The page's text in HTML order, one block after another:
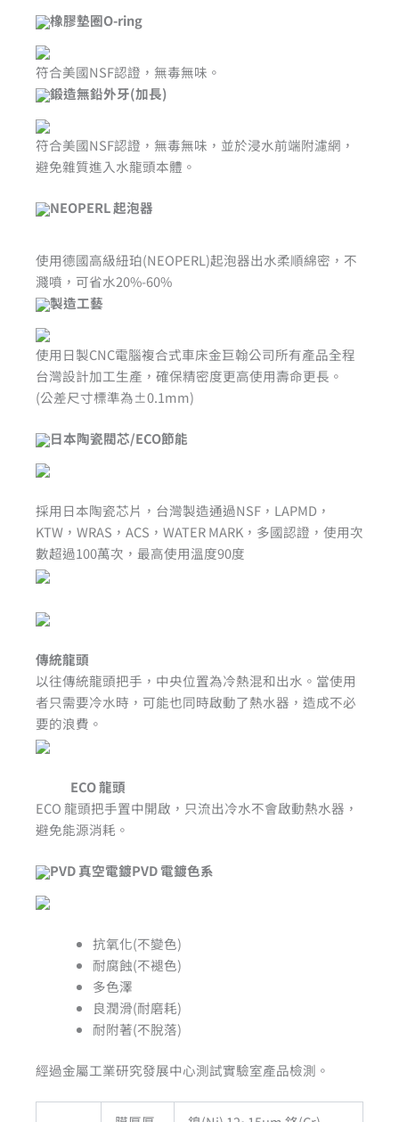
橡膠墊圈O-ring
符合美國NSF認證，無毒無味。
鍛造無鉛外牙(加長)
符合美國NSF認證，無毒無味，並於浸水前端附濾網，
避免雜質進入水龍頭本體。
NEOPERL 起泡器
使用德國高級紐珀(NEOPERL)起泡器出水柔順綿密，不
濺噴，可省水20%-60%
製造工藝
使用日製CNC電腦複合式車床金巨翰公司所有產品全程
台灣設計加工生產，確保精密度更高使用壽命更長。
(公差尺寸標準為±0.1mm)
日本陶瓷閥芯/ECO節能
採用日本陶瓷芯片，台灣製造通過NSF，LAPMD，
KTW，WRAS，ACS，WATER MARK，多國認證，使用次
數超過100萬次，最高使用溫度90度
傳統龍頭
以往傳統龍頭把手，中央位置為冷熱混和出水。當使用
者只需要冷水時，可能也同時啟動了熱水器，造成不必
要的浪費。
ECO 龍頭
ECO 龍頭把手置中開啟，只流出冷水不會啟動熱水器，
避免能源消耗。
PVD 真空電鍍PVD 電鍍色系
抗氧化(不變色)
耐腐蝕(不褪色)
多色澤
良潤滑(耐磨耗)
耐附著(不脫落)
經過金屬工業研究發展中心測試實驗室產品檢測。